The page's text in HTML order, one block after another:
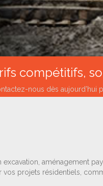
compétitifs,
nous dès aujourd’hui
excavation, aménagement
vos projets résidentiels,